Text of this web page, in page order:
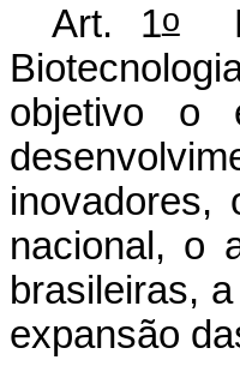
Art. 1o
objetivo o
inovadores,
nacional, o
brasileiras,
expansão